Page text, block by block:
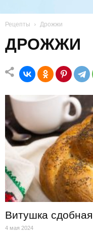
Рецепты Дрожжи
ДРОЖЖИ
Витушка сдобная
4 мая 2024